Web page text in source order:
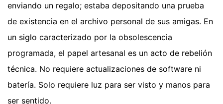
enviando un regalo; estaba depositando una prueba
de existencia en el archivo personal de sus amigas. En
un siglo caracterizado por la obsolescencia
programada, el papel artesanal es un acto de rebelión
técnica. No requiere actualizaciones de software ni
batería. Solo requiere luz para ser visto y manos para
ser sentido.